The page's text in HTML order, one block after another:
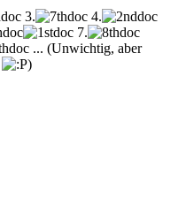
3.
4.
7.
... (Unwichtig, aber
)